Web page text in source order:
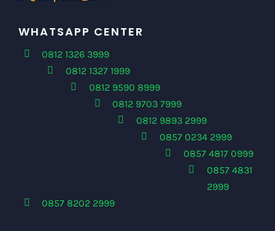
WHATSAPP CENTER
0812 1326 3999
0812 1327 1999
0812 9590 8999
0812 9703 7999
0812 9893 2999
0857 0234 2999
0857 4817 0999
0857 4831
2999
0857 8202 2999